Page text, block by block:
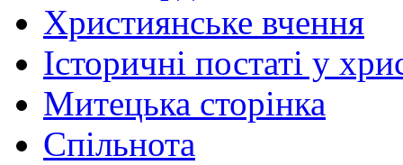
Християнське вчення
Історичні постаті у
Митецька сторінка
Спільнота